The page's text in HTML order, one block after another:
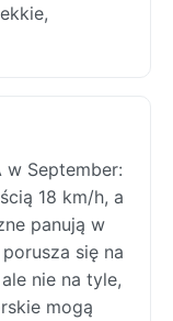
September:
18 km/h, a
panują w
się na
nie na tyle,
mogą